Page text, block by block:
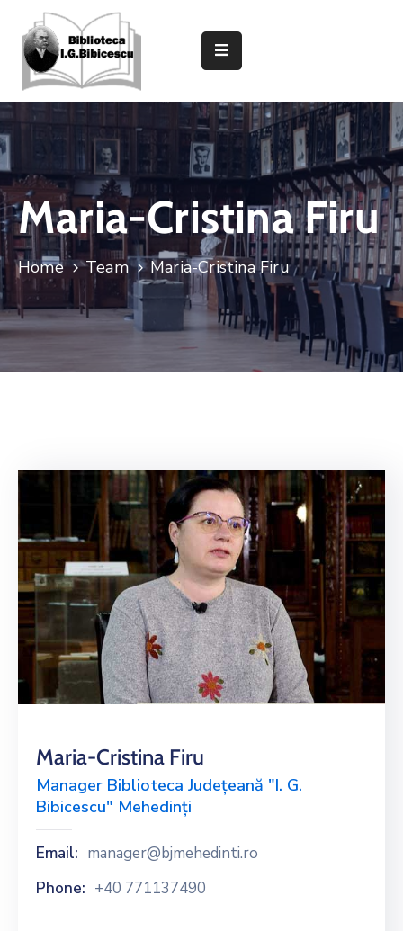
Despre
Bibliotecă
Compartimente
Informații
Utile
Caută
In
Catalog
Evenimente
Cultural
Bibliotecă
Digitală
Link-
Uri
Utile
Maria-Cristina Firu
Home Team Maria-Cristina Firu
Maria-Cristina Firu
Manager Biblioteca Județeană "I. G.
Bibicescu" Mehedinți
Email: manager@bjmehedinti.ro
Phone: +40 771137490